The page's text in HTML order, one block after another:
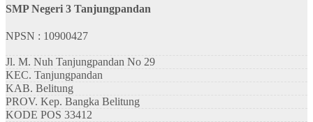
SMP Negeri 3 Tanjungpandan
NPSN : 10900427
Jl. M. Nuh Tanjungpandan No 29
KEC. Tanjungpandan
KAB. Belitung
PROV. Kep. Bangka Belitung
KODE POS 33412